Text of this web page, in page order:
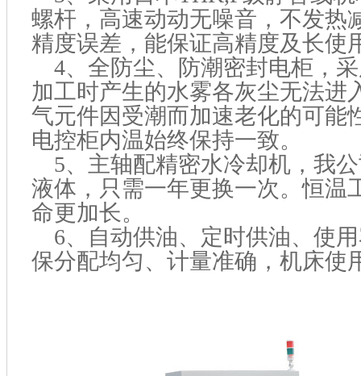
螺杆，高速动动无噪音，不发热
精度误差，能保证高精度及长使
4、全防尘、防潮密封电柜，
加工时产生的水雾各灰尘无法进
气元件因受潮而加速老化的可能
电控柜内温始终保持一致。
5、主轴配精密水冷却机，我
液体，只需一年更换一次。恒温
命更加长。
6、自动供油、定时供油、使
保分配均匀、计量准确，机床使